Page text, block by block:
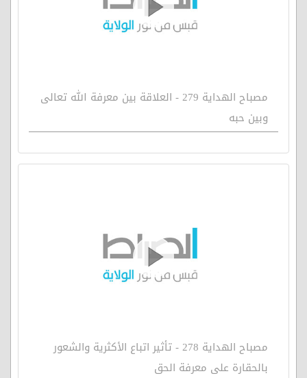
مصباح الهداية 279 - العلاقة بين معرفة الله تعالى
وبين حبه
مصباح الهداية 278 - تأثير اتباع الأكثرية والشعور
بالحقارة على معرفة الحق